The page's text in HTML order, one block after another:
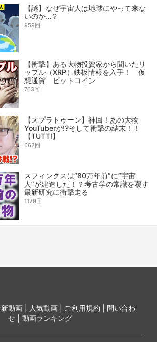
【謎】なぜ宇宙人は地球にやって来な
いのか…？
959回
【衝撃】ある大物投資家から聞いたリ
ップル（XRP）鉄板情報を入手！ 仮
想通貨 ビットコイン
763回
【スプラトゥーン】神回！あの大物
YouTuberが!?そして衝撃の結末！！
【TUTTI】
662回
スフィンクスは“80万年前”に“宇宙
人”が建造した！？考古学の常識を覆す
最新研究に衝撃走る
1129回
動画 | 人気動画 | ご利用規約 | 問い合わ
せ | 動画ランキング